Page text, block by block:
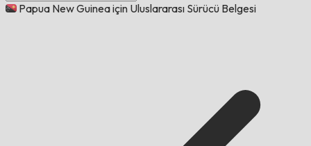
Papua New Guinea için Uluslararası Sürücü Belgesi